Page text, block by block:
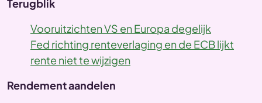
Terugblik
Vooruitzichten VS en Europa degelijk
Fed richting renteverlaging en de ECB lijkt
rente niet te wijzigen
Rendement aandelen